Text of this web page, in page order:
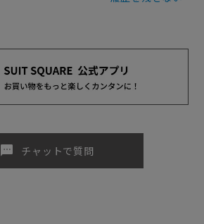
sms チャットで質問